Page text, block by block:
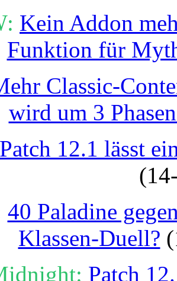
Kein Addon
Funktion für
Classic-
wird um 3
Patch 12.1 lässt
40 Paladine
Klassen-Duell?
Patch